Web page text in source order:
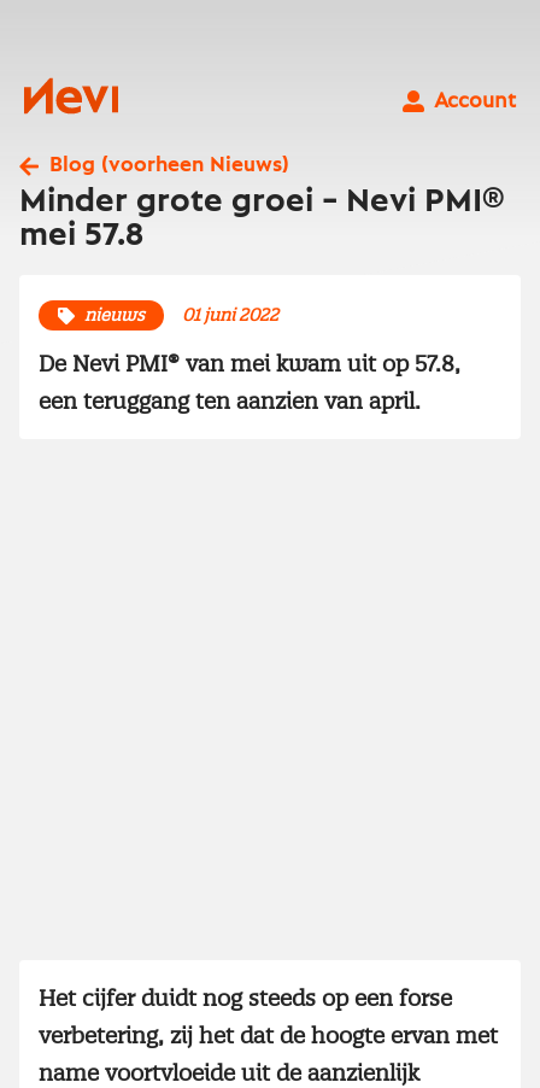
Nevi
Account
Blog (voorheen Nieuws)
Minder grote groei – Nevi PMI®
mei 57.8
nieuws 01 juni 2022
De Nevi PMI® van mei kwam uit op 57.8,
een teruggang ten aanzien van april.
Het cijfer duidt nog steeds op een forse
verbetering, zij het dat de hoogte ervan met
name voortvloeide uit de aanzienlijk